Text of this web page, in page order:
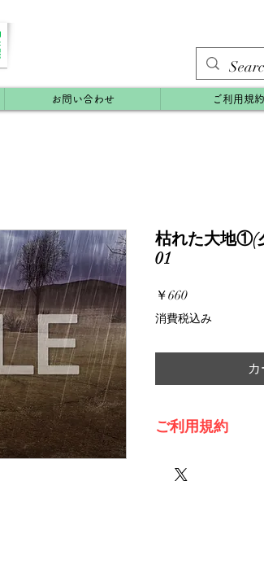
お問い合わせ ご利用規約
枯れた大地①(
01
￥660価
格
消費税込み
ご利用規約